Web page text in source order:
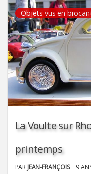
Objets vus en
La Voulte sur
printemps
PAR JEAN-FRANÇOIS 9